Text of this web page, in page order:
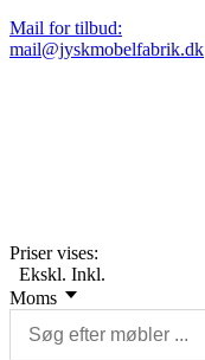
Mail for tilbud:
mail@jyskmobelfabrik.dk
Priser vises:
Ekskl. Inkl.
Moms